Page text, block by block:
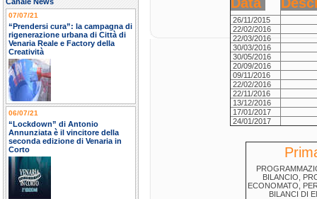
07/07/21
“Prendersi cura”: la campagna di
rigenerazione urbana di Città di
Venaria Reale e Factory della
Creatività
06/07/21
“Lockdown” di Antonio
Annunziata è il vincitore della
seconda edizione di Venaria in
Corto
26/11/2015
22/02/2016
22/03/2016
30/03/2016
30/05/2016
20/09/2016
09/11/2016
22/02/2016
22/11/2016
13/12/2016
17/01/2017
24/01/2017
BILANCIO,
ECONOMATO,
BILANCI DI